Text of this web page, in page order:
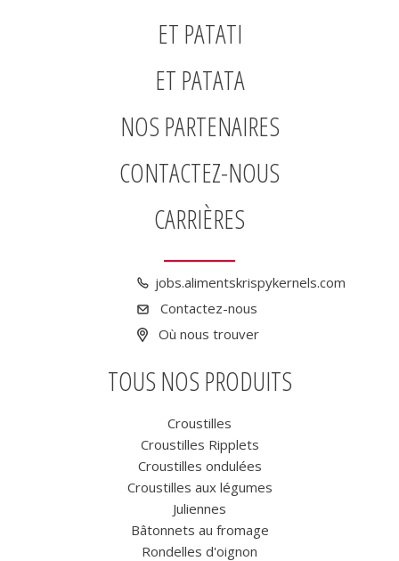
ET PATATI
ET PATATA
NOS PARTENAIRES
CONTACTEZ-NOUS
CARRIÈRES
jobs.alimentskrispykernels.com
Contactez-nous
Où nous trouver
TOUS NOS PRODUITS
Croustilles
Croustilles Ripplets
Croustilles ondulées
Croustilles aux légumes
Juliennes
Bâtonnets au fromage
Rondelles d'oignon